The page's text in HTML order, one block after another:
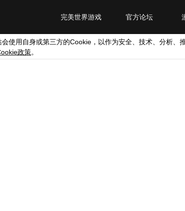
官方论坛
完美世界游戏
使用自身或第三方的Cookie ，以作为安全、技术、分析、
政策。